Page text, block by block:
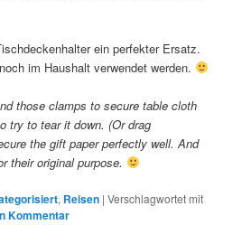
ein perfekter Ersatz.
im Haushalt verwendet werden.
those clamps to secure table cloth
try to tear it down. (Or drag
the gift paper perfectly well. And
their original purpose.
, Reisen |Verschlagwortet mit
Kommentar